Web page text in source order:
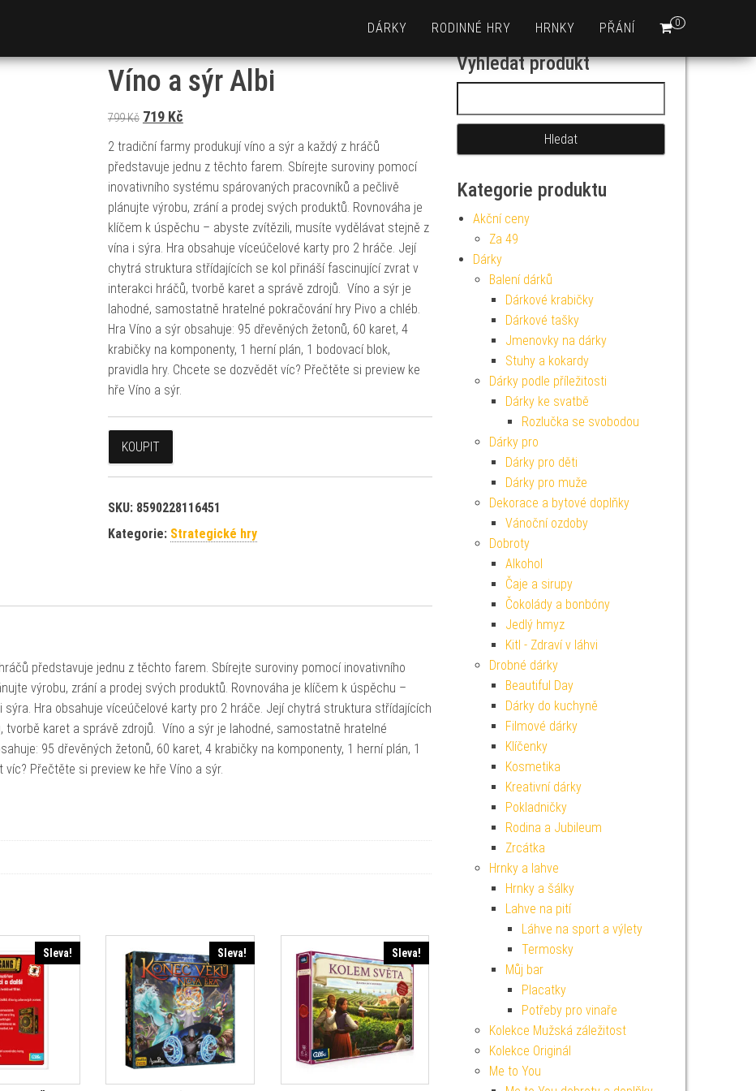
0
DÁRKY RODINNÉ HRY HRNKY PŘÁNÍ
Víno a sýr Albi
799Kč Původní cena byla: 799 Kč.
719 KčAktuální cena je: 719 Kč.
2 tradiční farmy produkují víno a sýr a každý z hráčů
představuje jednu z těchto farem. Sbírejte suroviny pomocí
inovativního systému spárovaných pracovníků a pečlivě
plánujte výrobu, zrání a prodej svých produktů. Rovnováha je
klíčem k úspěchu – abyste zvítězili, musíte vydělávat stejně z
vína i sýra. Hra obsahuje víceúčelové karty pro 2 hráče. Její
chytrá struktura střídajících se kol přináší fascinující zvrat v
interakci hráčů, tvorbě karet a správě zdrojů. Víno a sýr je
lahodné, samostatně hratelné pokračování hry Pivo a chléb.
Hra Víno a sýr obsahuje: 95 dřevěných žetonů, 60 karet, 4
krabičky na komponenty, 1 herní plán, 1 bodovací blok,
pravidla hry. Chcete se dozvědět víc? Přečtěte si preview ke
hře Víno a sýr.
KOUPIT
SKU: 8590228116451
Kategorie: Strategické hry
představuje jednu z těchto farem. Sbírejte suroviny pomocí inovativního
výrobu, zrání a prodej svých produktů. Rovnováha je klíčem k úspěchu –
Hra obsahuje víceúčelové karty pro 2 hráče. Její chytrá struktura střídajících
karet a správě zdrojů. Víno a sýr je lahodné, samostatně hratelné
95 dřevěných žetonů, 60 karet, 4 krabičky na komponenty, 1 herní plán, 1
Přečtěte si preview ke hře Víno a sýr.
Sleva! Sleva! Sleva!
Vyhledat produkt
Kategorie produktu
Akční ceny
Za 49
Dárky
Balení dárků
Dárkové krabičky
Dárkové tašky
Jmenovky na dárky
Stuhy a kokardy
Dárky podle příležitosti
Dárky ke svatbě
Rozlučka se svobodou
Dárky pro
Dárky pro děti
Dárky pro muže
Dekorace a bytové doplňky
Vánoční ozdoby
Dobroty
Alkohol
Čaje a sirupy
Čokolády a bonbóny
Jedlý hmyz
Kitl - Zdraví v láhvi
Drobné dárky
Beautiful Day
Dárky do kuchyně
Filmové dárky
Klíčenky
Kosmetika
Kreativní dárky
Pokladničky
Rodina a Jubileum
Zrcátka
Hrnky a lahve
Hrnky a šálky
Lahve na pití
Láhve na sport a výlety
Termosky
Můj bar
Placatky
Potřeby pro vinaře
Kolekce Mužská záležitost
Kolekce Originál
Me to You